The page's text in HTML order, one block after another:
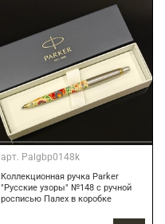
арт. Palgbp0148k
Коллекционная ручка Parker
"Русские узоры" №148 с ручной
росписью Палех в коробке